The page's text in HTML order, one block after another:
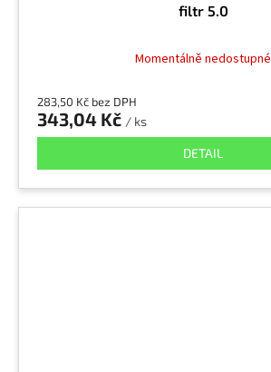
filtr 5.0
Momentálně nedostupné
283,50 Kč bez DPH
343,04 Kč / ks
DETAIL